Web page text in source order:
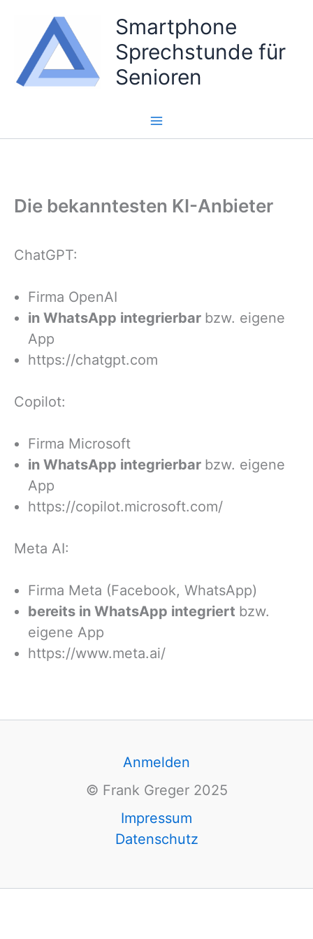
springen
Smartphone
Sprechstunde für
Senioren
Die bekanntesten KI-Anbieter
ChatGPT:
Firma OpenAI
in WhatsApp integrierbar bzw. eigene
App
https://chatgpt.com
Copilot:
Firma Microsoft
in WhatsApp integrierbar bzw. eigene
App
https://copilot.microsoft.com/
Meta AI:
Firma Meta (Facebook, WhatsApp)
bereits in WhatsApp integriert bzw.
eigene App
https://www.meta.ai/
Anmelden
© Frank Greger 2025
Impressum
Datenschutz